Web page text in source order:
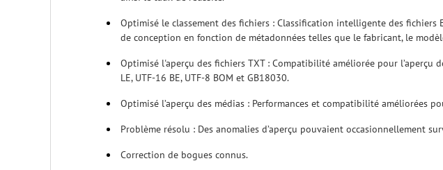
Optimisé le classement des fichiers : Classification intelligente des
de conception en fonction de métadonnées telles que le fabricant, le
Optimisé l'aperçu des fichiers TXT : Compatibilité améliorée pour l’aperçu
LE, UTF-16 BE, UTF-8 BOM et GB18030.
Optimisé l’aperçu des médias : Performances et compatibilité améliorées
Problème résolu : Des anomalies d’aperçu pouvaient occasionnellement
Correction de bogues connus.